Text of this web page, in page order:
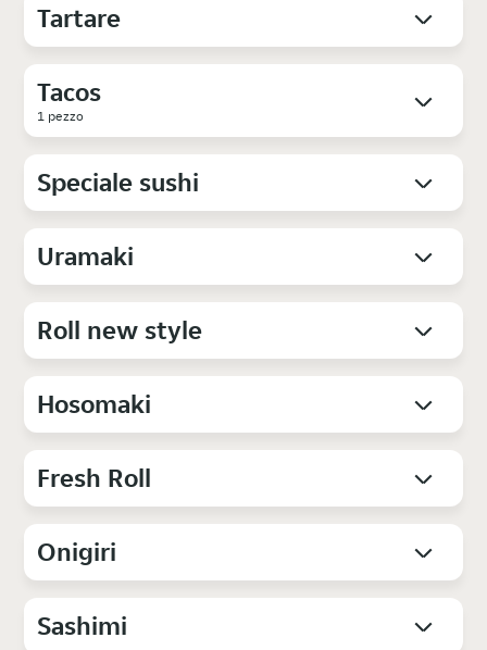
Tartare
Tacos
1 pezzo
Speciale sushi
Uramaki
Roll new style
Hosomaki
Fresh Roll
Onigiri
Sashimi